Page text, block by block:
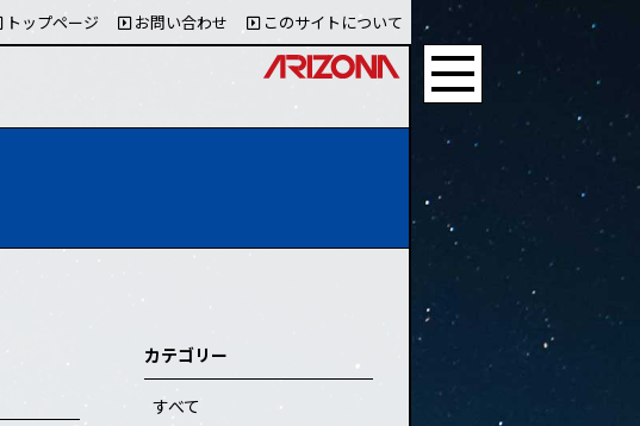
トップページ お問い合わせ このサイトについて
カテゴリー
すべて